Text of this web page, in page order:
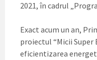
2021, în cadrul
Exact acum un an,
proiectul “Micii Super
eficientizarea